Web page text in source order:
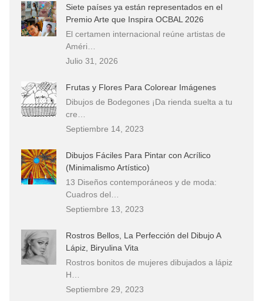
Siete países ya están representados en el
Premio Arte que Inspira OCBAL 2026
El certamen internacional reúne artistas de
Améri…
Julio 31, 2026
Frutas y Flores Para Colorear Imágenes
Dibujos de Bodegones ¡Da rienda suelta a tu
cre…
Septiembre 14, 2023
Dibujos Fáciles Para Pintar con Acrílico
(Minimalismo Artístico)
13 Diseños contemporáneos y de moda:
Cuadros del…
Septiembre 13, 2023
Rostros Bellos, La Perfección del Dibujo A
Lápiz, Biryulina Vita
Rostros bonitos de mujeres dibujados a lápiz
H…
Septiembre 29, 2023